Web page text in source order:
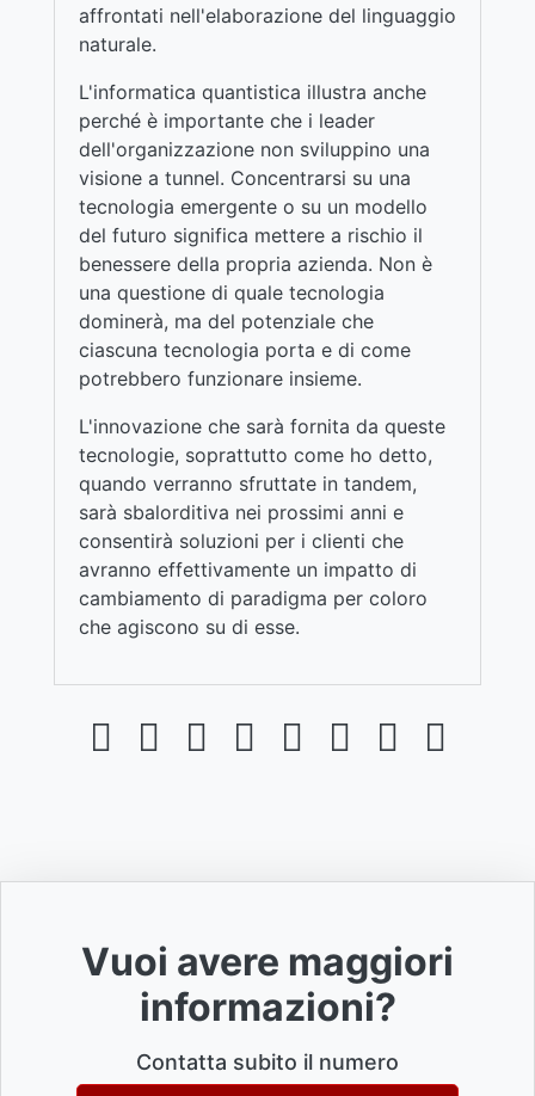
affrontati nell'elaborazione del linguaggio
naturale.
L'informatica quantistica illustra anche
perché è importante che i leader
dell'organizzazione non sviluppino una
visione a tunnel. Concentrarsi su una
tecnologia emergente o su un modello
del futuro significa mettere a rischio il
benessere della propria azienda. Non è
una questione di quale tecnologia
dominerà, ma del potenziale che
ciascuna tecnologia porta e di come
potrebbero funzionare insieme.
L'innovazione che sarà fornita da queste
tecnologie, soprattutto come ho detto,
quando verranno sfruttate in tandem,
sarà sbalorditiva nei prossimi anni e
consentirà soluzioni per i clienti che
avranno effettivamente un impatto di
cambiamento di paradigma per coloro
che agiscono su di esse.
Vuoi avere maggiori
informazioni?
Contatta subito il numero